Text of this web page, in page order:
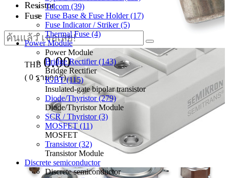
Resistor
Fuse
THB 0.00
( 0 รายการ)
Telcom (39)
Fuse Base & Fuse Holder (17)
Fuse Indicator / Striker (5)
Thermal Fuse (4)
Power Module
Power Module
Bridge Rectifier (143)
Bridge Rectifier
IGBT (115)
Insulated-gate bipolar transistor
Diode/Thyristor (279)
Diode/Thyristor Module
SCR / Thyristor (3)
MOSFET (11)
MOSFET
Transistor (32)
Transistor Module
Discrete semiconductor
Discrete semiconductor